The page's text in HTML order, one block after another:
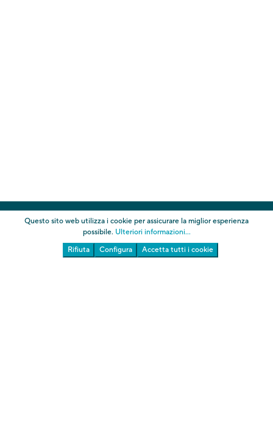
I Giardini
Questo sito web utilizza i cookie per assicurare la miglior esperienza
possibile. Ulteriori informazioni...
Rifiuta
Configura Accetta tutti i cookie